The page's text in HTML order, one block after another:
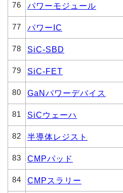
76 パワーモジュール
77 パワーIC
78 SiC-SBD
79 SiC-FET
80 GaNパワーデバイス
81 SiCウェーハ
82 半導体レジスト
83 CMPパッド
84 CMPスラリー